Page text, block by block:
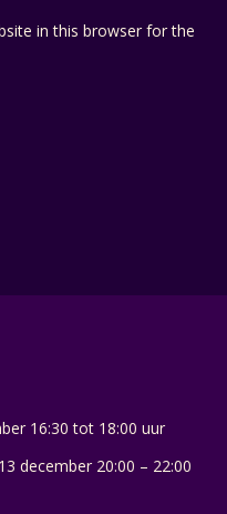
in this browser for the
16:30 tot 18:00 uur
december 20:00 – 22:00